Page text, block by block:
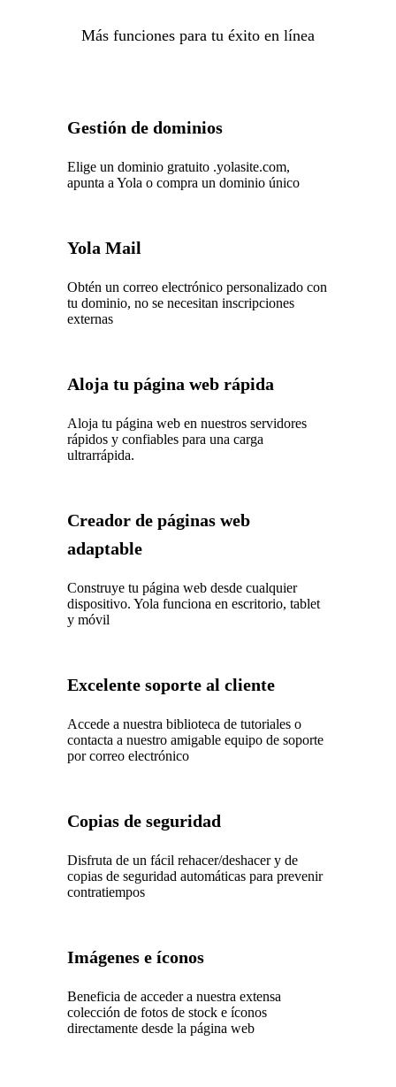
Más funciones para tu éxito en línea
Gestión de dominios
Elige un dominio gratuito .yolasite.com,
apunta a Yola o compra un dominio único
Yola Mail
Obtén un correo electrónico personalizado con
tu dominio, no se necesitan inscripciones
externas
Aloja tu página web rápida
Aloja tu página web en nuestros servidores
rápidos y confiables para una carga
ultrarrápida.
Creador de páginas web
adaptable
Construye tu página web desde cualquier
dispositivo. Yola funciona en escritorio, tablet
y móvil
Excelente soporte al cliente
Accede a nuestra biblioteca de tutoriales o
contacta a nuestro amigable equipo de soporte
por correo electrónico
Copias de seguridad
Disfruta de un fácil rehacer/deshacer y de
copias de seguridad automáticas para prevenir
contratiempos
Imágenes e íconos
Beneficia de acceder a nuestra extensa
colección de fotos de stock e íconos
directamente desde la página web